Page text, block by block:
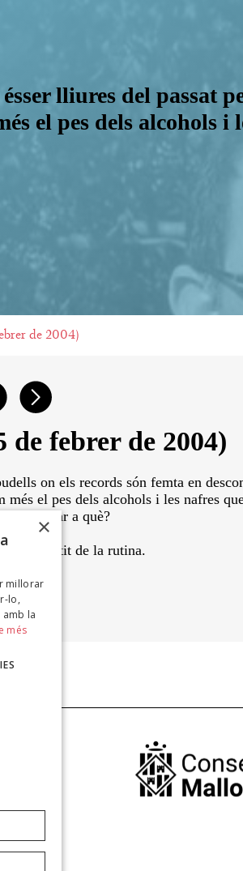
lliures del passat
el pes dels alcohols
de 2004)
de febrer de 2004)
on els records són femta en
més el pes dels alcohols i les nafres
despertar a què?
o el sentit de la rutina.
×
millorar
lo,
amb la
més